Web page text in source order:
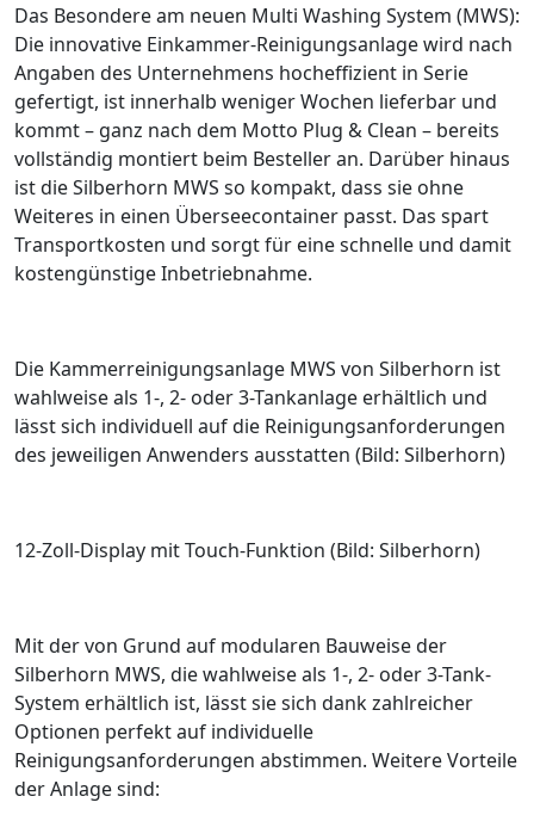
Das Besondere am neuen Multi Washing System (MWS):
Die innovative Einkammer-Reinigungsanlage wird nach
Angaben des Unternehmens hocheffizient in Serie
gefertigt, ist innerhalb weniger Wochen lieferbar und
kommt – ganz nach dem Motto Plug & Clean – bereits
vollständig montiert beim Besteller an. Darüber hinaus
ist die Silberhorn MWS so kompakt, dass sie ohne
Weiteres in einen Überseecontainer passt. Das spart
Transportkosten und sorgt für eine schnelle und damit
kostengünstige Inbetriebnahme.
Die Kammerreinigungsanlage MWS von Silberhorn ist
wahlweise als 1-, 2- oder 3-Tankanlage erhältlich und
lässt sich individuell auf die Reinigungsanforderungen
des jeweiligen Anwenders ausstatten (Bild: Silberhorn)
12-Zoll-Display mit Touch-Funktion (Bild: Silberhorn)
Mit der von Grund auf modularen ­Bauweise der
Silberhorn MWS, die wahlweise als 1-, 2- oder 3-Tank-
System erhältlich ist, lässt sie sich dank zahlreicher
Optionen perfekt auf individuelle
Reinigungsanforderungen abstimmen. Weitere Vorteile
der Anlage sind: